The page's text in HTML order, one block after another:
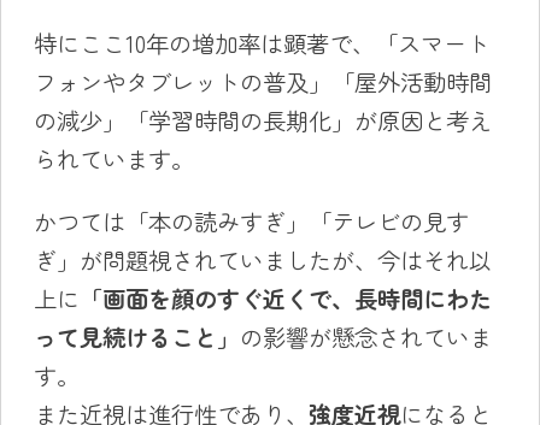
特にここ10年の増加率は顕著で、「スマート
フォンやタブレットの普及」「屋外活動時間
の減少」「学習時間の長期化」が原因と考え
られています。
かつては「本の読みすぎ」「テレビの見す
ぎ」が問題視されていましたが、今はそれ以
上に 「画面を顔のすぐ近くで、長時間にわた
って見続けること」 の影響が懸念されていま
す。
また近視は進行性であり、 強度近視になると